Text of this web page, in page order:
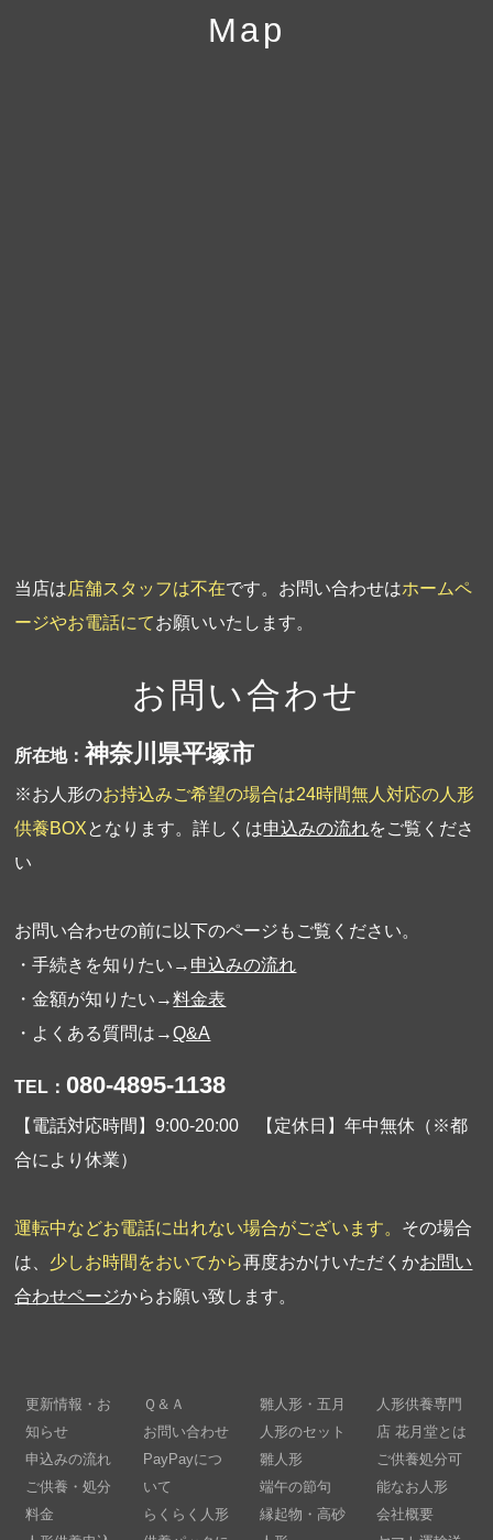
平成21年12月4日
Map
当店は店舗スタッフは不在です。お問い合わせはホームペ
ージやお電話にてお願いいたします。
お問い合わせ
所在地：神奈川県平塚市
※お人形のお持込みご希望の場合は24時間無人対応の人形
供養BOXとなります。詳しくは申込みの流れをご覧くださ
い
お問い合わせの前に以下のページもご覧ください。
・手続きを知りたい→ 申込みの流れ
・金額が知りたい→料金表
・よくある質問は→Q&A
TEL： 080-4895-1138
【電話対応時間】9:00-20:00 【定休日】年中無休（※都
合により休業）
運転中などお電話に出れない場合がございます。 その場合
は、 少しお時間をおいてから再度おかけいただくかお問い
合わせページからお願い致します。
更新情報・お
知らせ
申込みの流れ
ご供養・処分
料金
Ｑ＆Ａ
お問い合わせ
PayPayにつ
いて
らくらく人形
雛人形・五月
人形のセット
雛人形
端午の節句
縁起物・高砂
人形供養専門
店 花月堂とは
ご供養処分可
能なお人形
会社概要